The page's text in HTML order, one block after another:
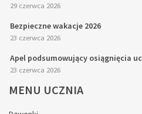
29 czerwca 2026
Bezpieczne wakacje 2026
23 czerwca 2026
Apel podsumowujący osiągnięcia
23 czerwca 2026
MENU UCZNIA